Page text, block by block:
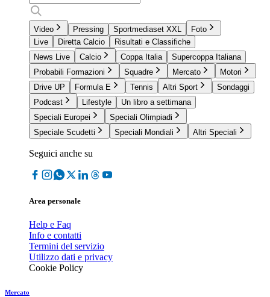
Video Pressing Sportmediaset XXL
Foto
Live
Diretta Calcio
Risultati e Classifiche
News Live
Calcio Coppa Italia
Supercoppa Italiana
Probabili Formazioni
Squadre Mercato
Motori
Drive UP
Formula E Tennis Altri Sport
Sondaggi
Podcast
Lifestyle
Un libro a settimana
Speciali Europei
Speciali Olimpiadi
Speciale Scudetti
Speciali Mondiali Altri Speciali
Seguici anche su
Area personale
Help e Faq
Info e contatti
Termini del servizio
Utilizzo dati e privacy
Cookie Policy
Mercato